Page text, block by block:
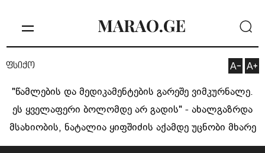
ფსიქო
"წამლების და მედიკამენტების გარეშე ვიმკურნალე.
ეს ყველაფერი ბოლომდე არ გადის" - ახალგაზრდა
მსახიობის, ნატალია ყიფშიძის აქამდე უცნობი მხარე